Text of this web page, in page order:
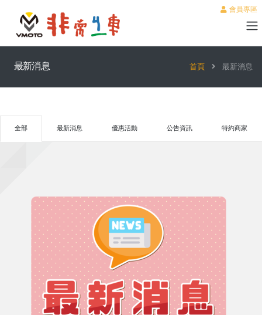
會員專區
最新消息 首頁 最新消息
全部 最新消息 優惠活動 公告資訊 特約商家